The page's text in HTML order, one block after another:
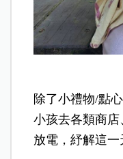
除了小禮物/點
小孩去各類商
放電，紓解這一